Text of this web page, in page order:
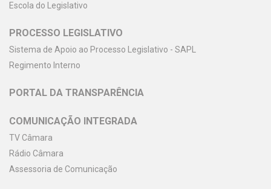
Escola do Legislativo
PROCESSO LEGISLATIVO
Sistema de Apoio ao Processo Legislativo - SAPL
Regimento Interno
PORTAL DA TRANSPARÊNCIA
COMUNICAÇÃO INTEGRADA
TV Câmara
Rádio Câmara
Assessoria de Comunicação